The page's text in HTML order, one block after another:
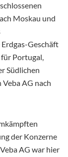
Moskau und
Geschäft
Portugal,
Südlichen
AG nach
der Konzerne
AG war hier